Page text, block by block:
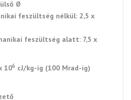
Ø
feszültség nélkül: 2,5 x
feszültség alatt: 7,5 x
106 cJ/kg-ig (100 Mrad-ig)